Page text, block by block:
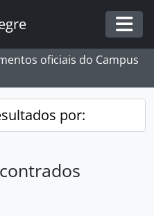
oficiais do Campus
por: